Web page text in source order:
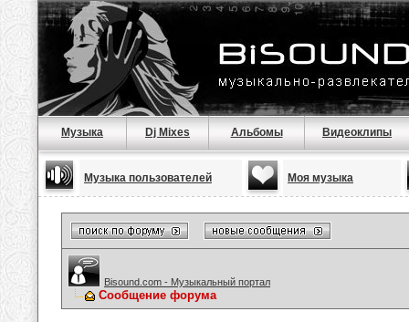
Музыка Dj Mixes Альбомы Видеоклипы
Музыка пользователей Моя музыка
Bisound.com - Музыкальный портал
Сообщение форума